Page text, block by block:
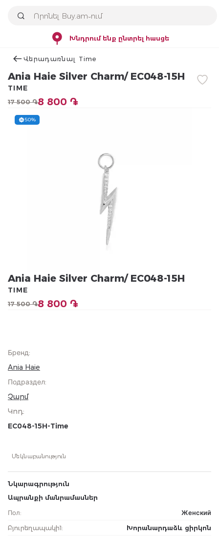
Խնդրում ենք ընտրել հասցե
Վերադառնալ Time
Ania Haie Silver Charm/ EC048-15H
17 500 ֏8 800 ֏
TIME
50%
Ania Haie Silver Charm/ EC048-15H
17 500 ֏8 800 ֏
TIME
Бренд:
Ania Haie
Подраздел:
Չարմ
Կոդ:
EC048-15H-Time
Մեկնաբանություն
Նկարագրություն
Ապրանքի մանրամասներ
Пол:
Женский
Բյուրեղապակի1:
Խորանարդաձև ցիրկոն